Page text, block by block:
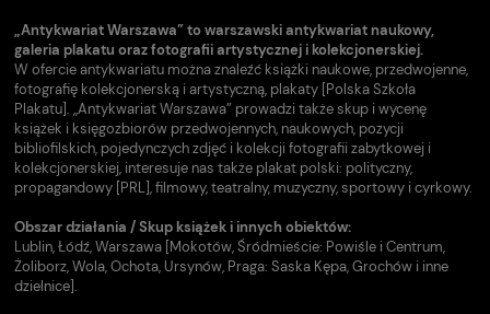
„Antykwariat Warszawa” to warszawski antykwariat naukowy,
galeria plakatu oraz fotografii artystycznej i kolekcjonerskiej.
W ofercie antykwariatu można znaleźć książki naukowe, przedwojenne,
fotografię kolekcjonerską i artystyczną, plakaty [Polska Szkoła
Plakatu]. „Antykwariat Warszawa” prowadzi także skup i wycenę
książek i księgozbiorów przedwojennych, naukowych, pozycji
bibliofilskich, pojedynczych zdjęć i kolekcji fotografii zabytkowej i
kolekcjonerskiej, interesuje nas także plakat polski: polityczny,
propagandowy [PRL], filmowy, teatralny, muzyczny, sportowy i cyrkowy.
Obszar działania / Skup książek i innych obiektów:
Lublin, Łódź, Warszawa [Mokotów, Śródmieście: Powiśle i Centrum,
Żoliborz, Wola, Ochota, Ursynów, Praga: Saska Kępa, Grochów i inne
dzielnice].